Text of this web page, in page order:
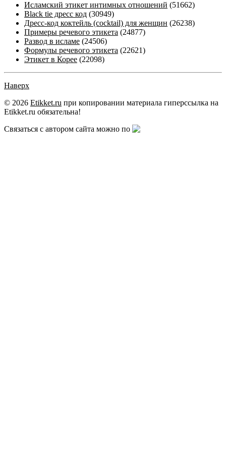
Исламский этикет интимных отношений (51662)
Black tie дресс код (30949)
Дресс-код коктейль (cocktail) для женщин (26238)
Примеры речевого этикета (24877)
Развод в исламе (24506)
Формулы речевого этикета (22621)
Этикет в Корее (22098)
Наверх
© 2026 Etikket.ru при копировании материала гиперссылка на
Etikket.ru обязательна!
Связаться с автором сайта можно по